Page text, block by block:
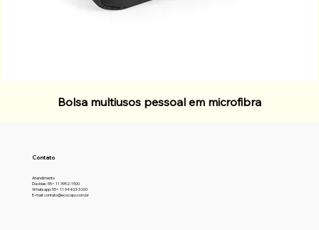
Bolsa multiusos pessoal em microfibra
Contato
Atendimento
Dúvidas: 55+ 11 3952-1500
Whatsapp: 55+ 11 94403-3200
E-mail: contato@ecocopo.com.br